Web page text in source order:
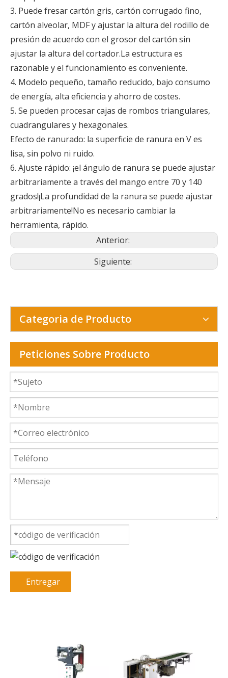
3. Puede fresar cartón gris, cartón corrugado fino,
cartón alveolar, MDF y ajustar la altura del rodillo de
presión de acuerdo con el grosor del cartón sin
ajustar la altura del cortador.La estructura es
razonable y el funcionamiento es conveniente.
4. Modelo pequeño, tamaño reducido, bajo consumo
de energía, alta eficiencia y ahorro de costes.
5. Se pueden procesar cajas de rombos triangulares,
cuadrangulares y hexagonales.
Efecto de ranurado: la superficie de ranura en V es
lisa, sin polvo ni ruido.
6. Ajuste rápido: ¡el ángulo de ranura se puede ajustar
arbitrariamente a través del mango entre 70 y 140
grados!¡La profundidad de la ranura se puede ajustar
arbitrariamente!No es necesario cambiar la
herramienta, rápido.
Anterior:
Siguiente:
Categoria de Producto
Peticiones Sobre Producto
Entregar